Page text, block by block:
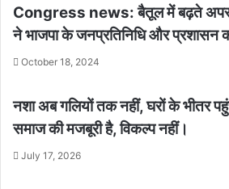
Congress news: बैतूल में बढ़ते
ने भाजपा के जनप्रतिनिधि और प्रशासन
October 18, 2024
नशा अब गलियों तक नहीं, घरों के भीतर
समाज की मजबूरी है, विकल्प नहीं।
July 17, 2026